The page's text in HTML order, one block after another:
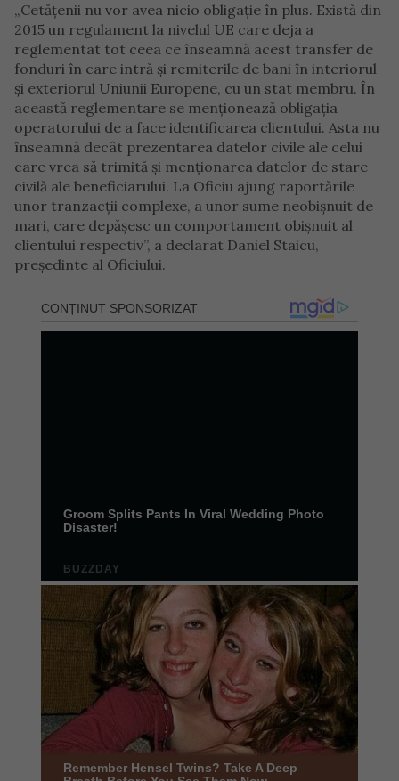
„Cetățenii nu vor avea nicio obligație în plus. Există din
2015 un regulament la nivelul UE care deja a
reglementat tot ceea ce înseamnă acest transfer de
fonduri în care intră și remiterile de bani în interiorul
și exteriorul Uniunii Europene, cu un stat membru. În
această reglementare se menționează obligația
operatorului de a face identificarea clientului. Asta nu
înseamnă decât prezentarea datelor civile ale celui
care vrea să trimită și menționarea datelor de stare
civilă ale beneficiarului. La Oficiu ajung raportările
unor tranzacții complexe, a unor sume neobișnuit de
mari, care depășesc un comportament obișnuit al
clientului respectiv”, a declarat Daniel Staicu,
președinte al Oficiului.